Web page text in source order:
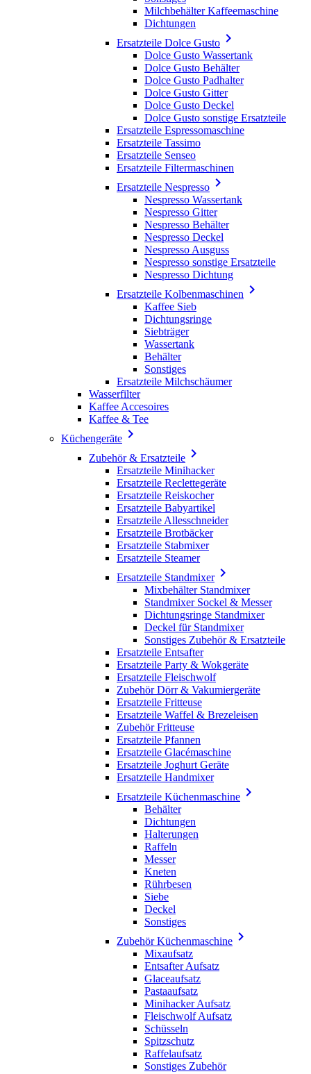
Milchbehälter Kaffeemaschine
Dichtungen
Ersatzteile Dolce Gusto 
Dolce Gusto Wassertank
Dolce Gusto Behälter
Dolce Gusto Padhalter
Dolce Gusto Gitter
Dolce Gusto Deckel
Dolce Gusto sonstige Ersatzteile
Ersatzteile Espressomaschine
Ersatzteile Tassimo
Ersatzteile Senseo
Ersatzteile Filtermaschinen
Ersatzteile Nespresso 
Nespresso Wassertank
Nespresso Gitter
Nespresso Behälter
Nespresso Deckel
Nespresso Ausguss
Nespresso sonstige Ersatzteile
Nespresso Dichtung
Ersatzteile Kolbenmaschinen 
Kaffee Sieb
Dichtungsringe
Siebträger
Wassertank
Behälter
Sonstiges
Ersatzteile Milchschäumer
Wasserfilter
Kaffee Accesoires
Kaffee & Tee
Küchengeräte 
Zubehör & Ersatzteile 
Ersatzteile Minihacker
Ersatzteile Reclettegeräte
Ersatzteile Reiskocher
Ersatzteile Babyartikel
Ersatzteile Allesschneider
Ersatzteile Brotbäcker
Ersatzteile Stabmixer
Ersatzteile Steamer
Ersatzteile Standmixer
Mixbehälter Standmixer
Standmixer Sockel & Messer
Dichtungsringe Standmixer
Deckel für Standmixer
Sonstiges Zubehör & Ersatzteile
Ersatzteile Entsafter
Ersatzteile Party & Wokgeräte
Ersatzteile Fleischwolf
Zubehör Dörr & Vakumiergeräte
Ersatzteile Fritteuse
Ersatzteile Waffel & Brezeleisen
Zubehör Fritteuse
Ersatzteile Pfannen
Ersatzteile Glacémaschine
Ersatzteile Joghurt Geräte
Ersatzteile Handmixer
Ersatzteile Küchenmaschine 
Behälter
Dichtungen
Halterungen
Raffeln
Messer
Kneten
Rührbesen
Siebe
Deckel
Sonstiges
Zubehör Küchenmaschine 
Mixaufsatz
Entsafter Aufsatz
Glaceaufsatz
Pastaaufsatz
Minihacker Aufsatz
Fleischwolf Aufsatz
Schüsseln
Spitzschutz
Raffelaufsatz
Sonstiges Zubehör